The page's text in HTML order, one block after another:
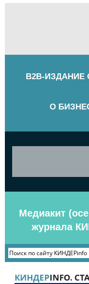
B2B-
О
Медиакит
журнала
КИНДЕРINFO.